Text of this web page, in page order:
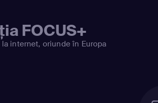
FOCUS+
internet, oriunde în Europa